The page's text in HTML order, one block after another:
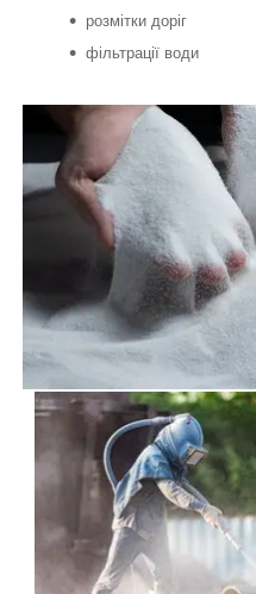
розмітки доріг
фільтрації води